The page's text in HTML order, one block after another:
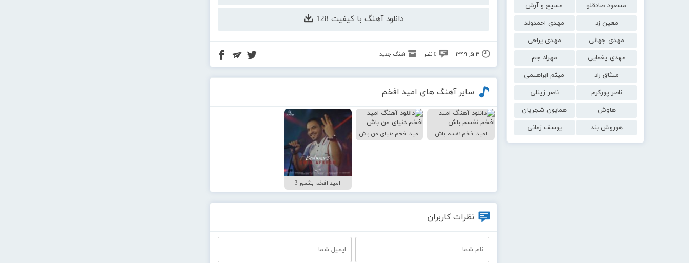
مسعود صادقلو
مسیح و آرش
معین زد
مهدی احمدوند
مهدی جهانی
مهدی یراحی
مهدی یغمایی
مهراد جم
میثاق راد
میثم ابراهیمی
ناصر پورکرم
ناصر زینلی
هاوش
همایون شجریان
هوروش بند
یوسف زمانی
دانلود آهنگ با کیفیت 128
۳ آذر ۱۳۹۹ 0 نظر آهنگ جدید
سایر آهنگ های امید افخم
امید افخم نفسم باش امید افخم دنیای من باش
امید افخم بشمور 3
نظرات کاربران